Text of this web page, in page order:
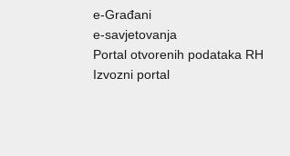
e-Građani
e-savjetovanja
Portal otvorenih podataka RH
Izvozni portal